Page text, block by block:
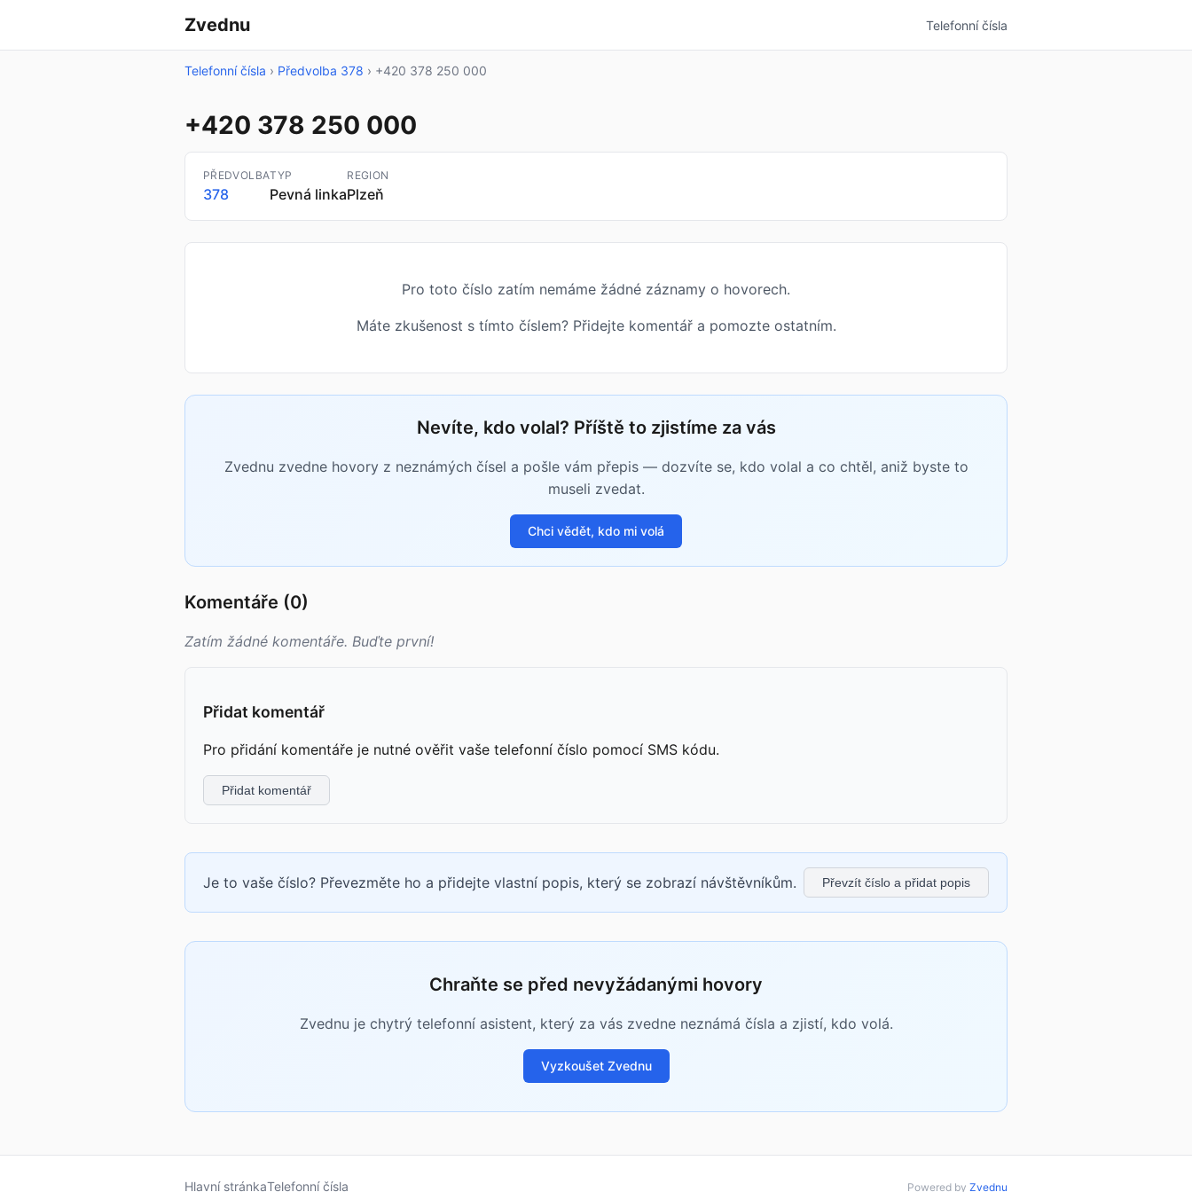
Zvednu Telefonní čísla
Telefonní čísla › Předvolba 378 › +420 378 250 000
+420 378 250 000
PŘEDVOLBA
378
TYP
Pevná linka
REGION
Plzeň
Pro toto číslo zatím nemáme žádné záznamy o hovorech.
Máte zkušenost s tímto číslem? Přidejte komentář a pomozte ostatním.
Nevíte, kdo volal? Příště to zjistíme za vás
Zvednu zvedne hovory z neznámých čísel a pošle vám přepis — dozvíte se, kdo volal a co chtěl, aniž byste to
museli zvedat.
Chci vědět, kdo mi volá
Komentáře (0)
Zatím žádné komentáře. Buďte první!
Přidat komentář
Pro přidání komentáře je nutné ověřit vaše telefonní číslo pomocí SMS kódu.
Přidat komentář
Je to vaše číslo? Převezměte ho a přidejte vlastní popis, který se zobrazí návštěvníkům. Převzít číslo a přidat popis
Chraňte se před nevyžádanými hovory
Zvednu je chytrý telefonní asistent, který za vás zvedne neznámá čísla a zjistí, kdo volá.
Vyzkoušet Zvednu
Hlavní stránkaTelefonní čísla Powered by Zvednu